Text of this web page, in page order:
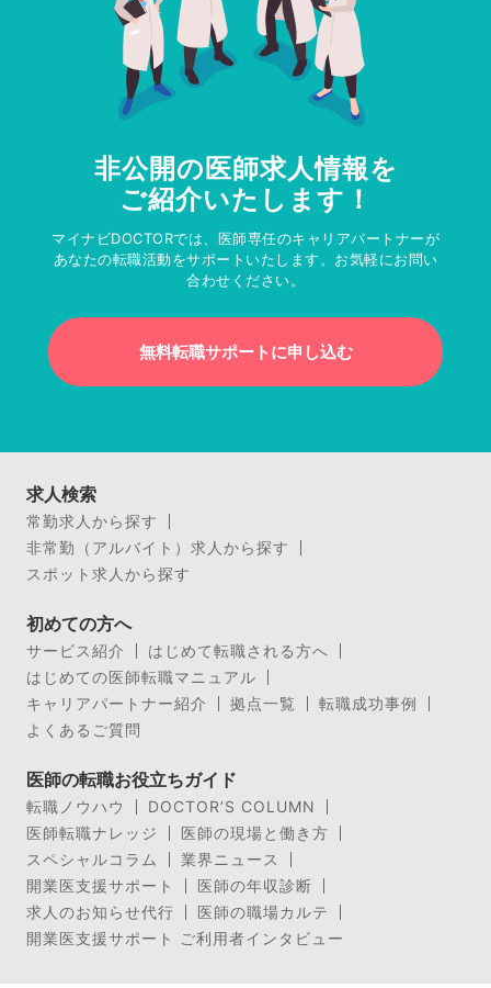
非公開の医師求人情報を
ご紹介いたします！
マイナビDOCTORでは、医師専任のキャリアパートナーが
あなたの転職活動をサポートいたします。お気軽にお問い
合わせください。
無料転職サポートに申し込む
求人検索
常勤求人から探す
非常勤（アルバイト）求人から探す
スポット求人から探す
初めての方へ
サービス紹介
はじめて転職される方へ
はじめての医師転職マニュアル
キャリアパートナー紹介
拠点一覧
転職成功事例
よくあるご質問
医師の転職お役立ちガイド
転職ノウハウ
DOCTOR’S COLUMN
医師転職ナレッジ
医師の現場と働き方
スペシャルコラム
業界ニュース
開業医支援サポート
医師の年収診断
求人のお知らせ代行
医師の職場カルテ
開業医支援サポート ご利用者インタビュー